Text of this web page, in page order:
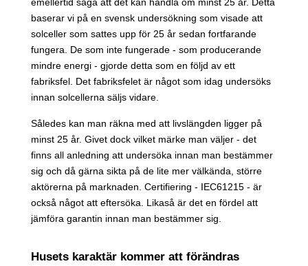
emellertid säga att det kan handla om minst 25 år. Detta
baserar vi på en svensk undersökning som visade att
solceller som sattes upp för 25 år sedan fortfarande
fungera. De som inte fungerade - som producerande
mindre energi - gjorde detta som en följd av ett
fabriksfel. Det fabriksfelet är något som idag undersöks
innan solcellerna säljs vidare.
Således kan man räkna med att livslängden ligger på
minst 25 år. Givet dock vilket märke man väljer - det
finns all anledning att undersöka innan man bestämmer
sig och då gärna sikta på de lite mer välkända, större
aktörerna på marknaden. Certifiering - IEC61215 - är
också något att eftersöka. Likaså är det en fördel att
jämföra garantin innan man bestämmer sig.
Husets karaktär kommer att förändras